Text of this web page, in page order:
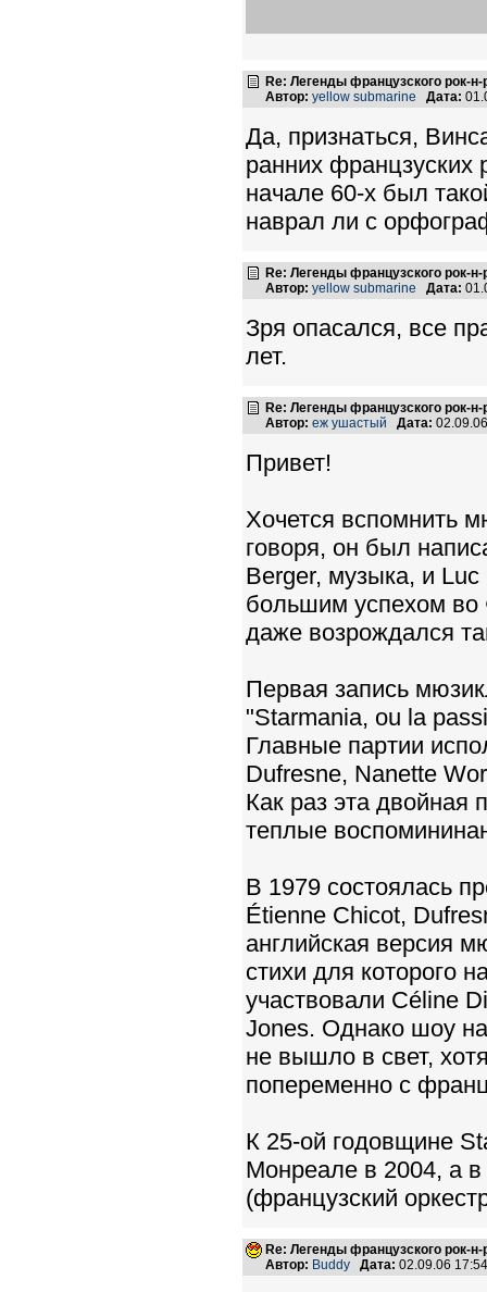
Re: Легенды французского рок-
Автор: yellow submarine Дата:
Да, признаться,
ранних францзуских
начале 60-х был
наврал ли с
Re: Легенды французского рок-
Автор: yellow submarine Дата:
Зря опасался, все
лет.
Re: Легенды французского рок-
Автор: еж ушастый Дата:
Привет!
Хочется вспомнить
говоря, он был
Berger, музыка, и
большим успехом во
даже возрождался
Первая запись
"Starmania, ou la
Главные партии
Dufresne, Nanette
Как раз эта
теплые
В 1979 состоялась
Étienne Chicot,
английская версия
стихи для которого
участвовали Céline
Jones. Однако шоу
не вышло в свет,
попеременно с
К 25-ой годовщине
Монреале в 2004, а
(французский
Re: Легенды французского рок-
Автор: Buddy Дата: 02.09.06